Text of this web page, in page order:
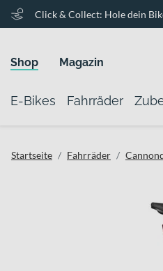
Click & Collect: Hole dein
Shop Magazin
E-Bikes Fahrräder
Startseite Fahrräder